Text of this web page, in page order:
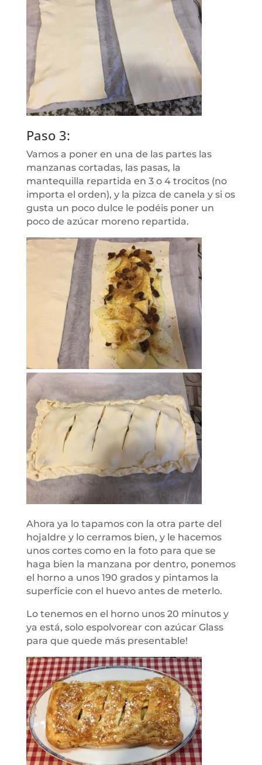
Paso 3:
Vamos a poner en una de las partes las
manzanas cortadas, las pasas, la
mantequilla repartida en 3 o 4 trocitos (no
importa el orden), y la pizca de canela y si os
gusta un poco dulce le podéis poner un
poco de azúcar moreno repartida.
Ahora ya lo tapamos con la otra parte del
hojaldre y lo cerramos bien, y le hacemos
unos cortes como en la foto para que se
haga bien la manzana por dentro, ponemos
el horno a unos 190 grados y pintamos la
superficie con el huevo antes de meterlo.
Lo tenemos en el horno unos 20 minutos y
ya está, solo espolvorear con azúcar Glass
para que quede más presentable!